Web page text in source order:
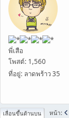
พี่เสือ
โพสต์: 1,560
ที่อยู่: ลาดพร้าว 35
เลื่อนขึ้นด้านบน หน้า